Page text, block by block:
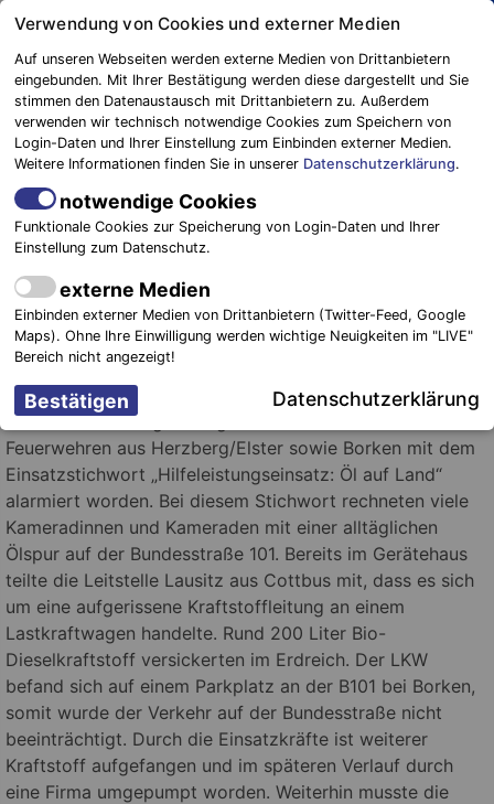
Springe
Inhalt
Blaulichtreport
Elbe-Elster
Lastkraftwagen verursacht enormen
Umweltschaden
4. Dezember 2018 - Einsätze
Foto: Blaulichtreport Elbe – Elster
Herzberg/Elster.Eine gerissene Kraftstoffleitung an
einem Lastkraftwagen hatte am frühen Montagmorgen
weitreichende Folgen. Gegen 06:30 Uhr sind die
Feuerwehren aus Herzberg/Elster sowie Borken mit dem
Einsatzstichwort „Hilfeleistungseinsatz: Öl auf Land“
alarmiert worden. Bei diesem Stichwort rechneten viele
Kameradinnen und Kameraden mit einer alltäglichen
Ölspur auf der Bundesstraße 101. Bereits im Gerätehaus
teilte die Leitstelle Lausitz aus Cottbus mit, dass es sich
um eine aufgerissene Kraftstoffleitung an einem
Lastkraftwagen handelte. Rund 200 Liter Bio-
Dieselkraftstoff versickerten im Erdreich. Der LKW
befand sich auf einem Parkplatz an der B101 bei Borken,
somit wurde der Verkehr auf der Bundesstraße nicht
beeinträchtigt. Durch die Einsatzkräfte ist weiterer
Kraftstoff aufgefangen und im späteren Verlauf durch
eine Firma umgepumpt worden. Weiterhin musste die
Verwendung von Cookies und externer Medien
Auf unseren Webseiten werden externe Medien von Drittanbietern
eingebunden. Mit Ihrer Bestätigung werden diese dargestellt und Sie
stimmen den Datenaustausch mit Drittanbietern zu. Außerdem
verwenden wir technisch notwendige Cookies zum Speichern von
Login-Daten und Ihrer Einstellung zum Einbinden externer Medien.
Weitere Informationen finden Sie in unserer Datenschutzerklärung.
notwendige Cookies
Funktionale Cookies zur Speicherung von Login-Daten und Ihrer
Einstellung zum Datenschutz.
externe Medien
Einbinden externer Medien von Drittanbietern (Twitter-Feed, Google
Maps). Ohne Ihre Einwilligung werden wichtige Neuigkeiten im "LIVE"
Bereich nicht angezeigt!
Datenschutzerklärung